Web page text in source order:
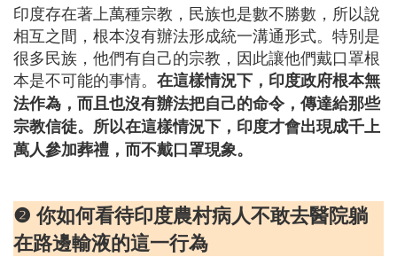
印度存在著上萬種宗教，民族也是數不勝數，所以說
相互之間，根本沒有辦法形成統一溝通形式。特別是
很多民族，他們有自己的宗教，因此讓他們戴口罩根
本是不可能的事情。 在這樣情況下，印度政府根本無
法作為，而且也沒有辦法把自己的命令，傳達給那些
宗教信徒。所以在這樣情況下，印度才會出現成千上
萬人參加葬禮，而不戴口罩現象。
❷ 你如何看待印度農村病人不敢去醫院躺
在路邊輸液的這一行為